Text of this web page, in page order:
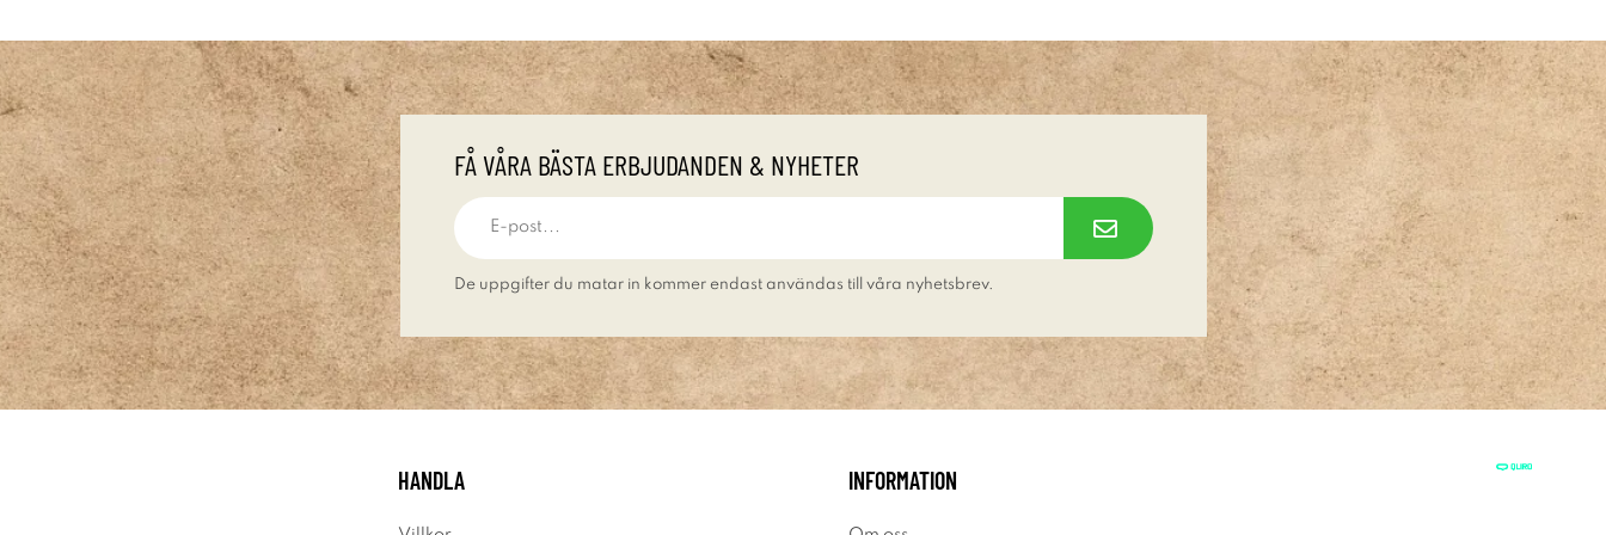
FÅ VÅRA BÄSTA ERBJUDANDEN & NYHETER
De uppgifter du matar in kommer endast användas till våra nyhetsbrev.
HANDLA INFORMATION